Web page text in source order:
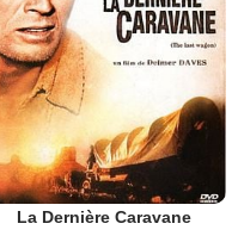
La Dernière Caravane